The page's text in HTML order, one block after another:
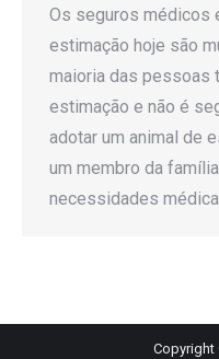
Os seguros médicos
estimação hoje são
maioria das pessoas
estimação e não é
adotar um animal de
um membro da
necessidades